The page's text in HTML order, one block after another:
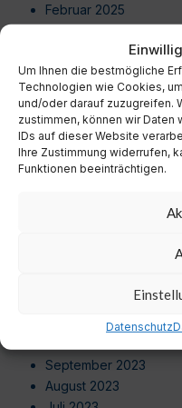
Um Ihnen die bestmögliche
Technologien wie Cookies,
und/oder darauf zuzugreifen.
zustimmen, können wir Daten
IDs auf dieser Website
Ihre Zustimmung widerrufen,
Funktionen beeinträchtigen.
Datenschutz
Februar 2025
Dezember 2024
November 2024
Oktober 2024
September 2024
August 2024
Juli 2024
Juni 2024
Dezember 2023
November 2023
September 2023
August 2023